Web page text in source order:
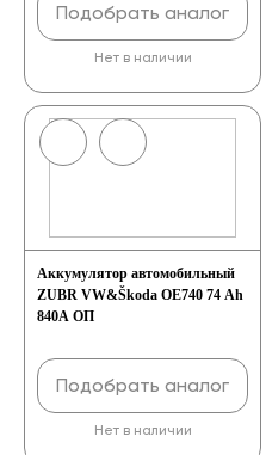
Подобрать аналог
Нет в наличии
Аккумулятор автомобильный
ZUBR VW&Škoda OE740 74 Ah
840A ОП
Подобрать аналог
Нет в наличии